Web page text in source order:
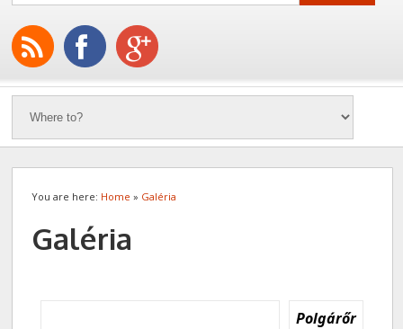
You are here: Home » Galéria
Galéria
Polgárőr